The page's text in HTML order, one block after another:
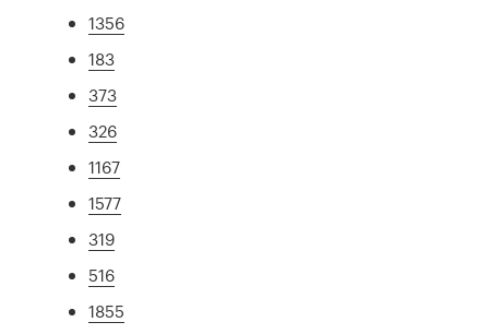
1356
183
373
326
1167
1577
319
516
1855